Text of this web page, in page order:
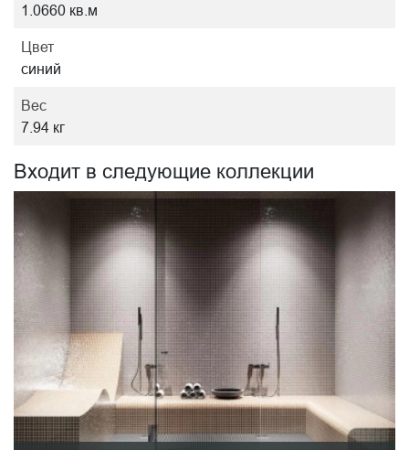
1.0660 кв.м
Цвет
синий
Вес
7.94 кг
Входит в следующие коллекции